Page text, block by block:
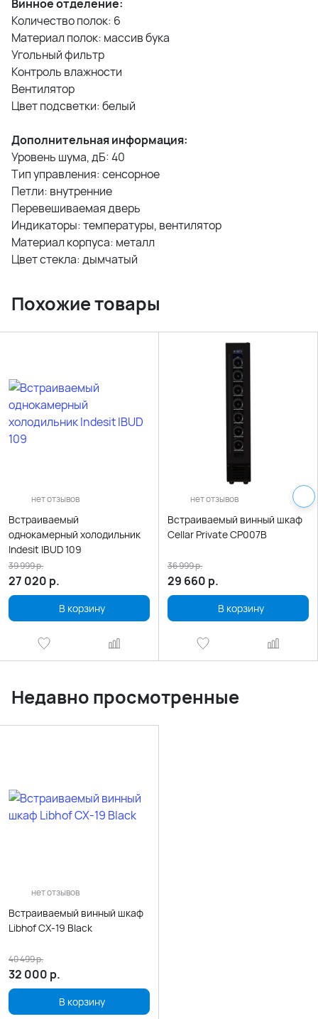
Винное отделение:
Количество полок: 6
Материал полок: массив бука
Угольный фильтр
Контроль влажности
Вентилятор
Цвет подсветки: белый
Дополнительная информация:
Уровень шума, дБ: 40
Тип управления: сенсорное
Петли: внутренние
Перевешиваемая дверь
Индикаторы: температуры, вентилятор
Материал корпуса: металл
Цвет стекла: дымчатый
Похожие товары
нет отзывов
Встраиваемый
однокамерный холодильник
Indesit IBUD 109
27 020 р.
39 999р.
В корзину
нет отзывов
Встраиваемый винный шкаф
Cellar Private CP007B
29 660 р.
36 999р.
В корзину
Недавно просмотренные
нет отзывов
Встраиваемый винный шкаф
Libhof CX-19 Black
32 000 р.
40 499р.
В корзину